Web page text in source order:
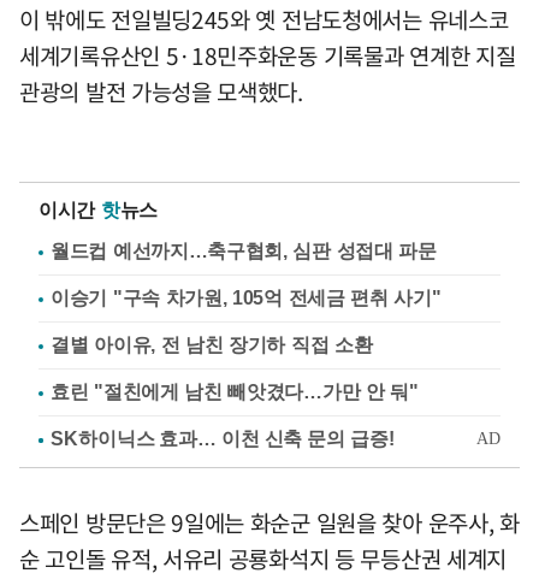
이 밖에도 전일빌딩245와 옛 전남도청에서는 유네스코
세계기록유산인 5·18민주화운동 기록물과 연계한 지질
관광의 발전 가능성을 모색했다.
이시간 핫뉴스
월드컵 예선까지…축구협회, 심판 성접대 파문
이승기 "구속 차가원, 105억 전세금 편취 사기"
결별 아이유, 전 남친 장기하 직접 소환
효린 "절친에게 남친 빼앗겼다…가만 안 둬"
스페인 방문단은 9일에는 화순군 일원을 찾아 운주사, 화
순 고인돌 유적, 서유리 공룡화석지 등 무등산권 세계지